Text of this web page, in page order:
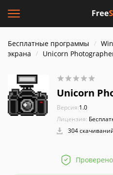
Бесплатные программы
экрана
Unicorn
Unicorn
Версия:1.0
Лицензия:
304